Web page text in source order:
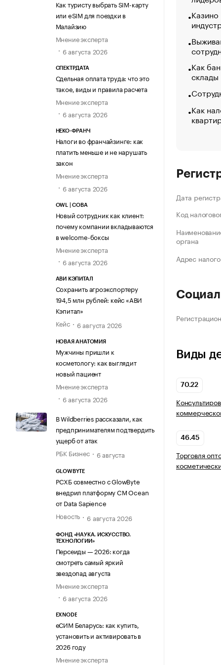
Как туристу выбрать SIM-карту
или eSIM для поездки в
Малайзию
Мнение эксперта
6 августа 2026
СПЕКТРДАТА
Сдельная оплата труда: что это
такое, виды и правила расчета
Мнение эксперта
6 августа 2026
НЕКО-ФРАНЧ
Налоги во франчайзинге: как
платить меньше и не нарушать
закон
Мнение эксперта
6 августа 2026
OWL | СОВА
Новый сотрудник как клиент:
почему компании вкладываются
в welcome-боксы
Мнение эксперта
6 августа 2026
АВИ КЭПИТАЛ
Сохранить агроэкспортеру
194,5 млн рублей: кейс «АВИ
Кэпитал»
Кейс
6 августа 2026
НОВАЯ АНАТОМИЯ
Мужчины пришли к
косметологу: как выглядит
новый пациент
Мнение эксперта
6 августа 2026
В Wildberries рассказали, как
предпринимателям подтвердить
ущерб от атак
РБК Бизнес
6 августа
GLOWBYTE
РСХБ совместно с GlowByte
внедрил платформу CM Ocean
от Data Sapience
Новость
6 августа 2026
ФОНД «НАУКА. ИСКУССТВО.
ТЕХНОЛОГИИ»
Персеиды — 2026: когда
смотреть самый яркий
звездопад августа
Мнение эксперта
6 августа 2026
EXNODE
еСИМ Беларусь: как купить,
установить и активировать в
2026 году
Мнение эксперта
Как
склады
Как
Дата
Код
органа
Адрес
Виды
70.22
46.45
Торговля